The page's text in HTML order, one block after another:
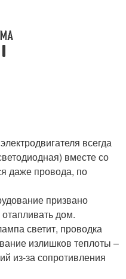
всегда
вместе со
даже провода, по
призвано
дом.
светит, проводка
излишков теплоты –
из-за сопротивления